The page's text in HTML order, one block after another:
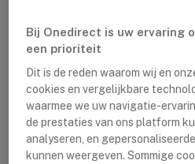
Bij Onedirect is uw ervaring
een prioriteit
Dit is de reden waarom wij en
cookies en vergelijkbare
waarmee we uw navigatie-
de prestaties van ons platform
analyseren, en
kunnen weergeven. Sommige